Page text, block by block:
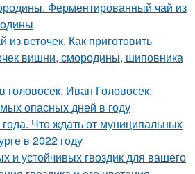
Ферментированный чай из
из веточек. Как приготовить
вишни, смородины, шиповника
головосек. Иван Головосек:
опасных дней в году
Что ждать от муниципальных
в 2022 году
и устойчивых гвоздик для вашего